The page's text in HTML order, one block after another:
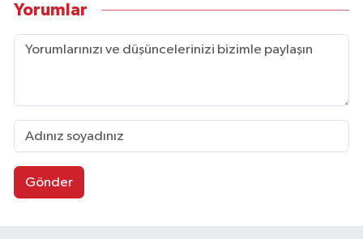
Yorumlar
Gönder